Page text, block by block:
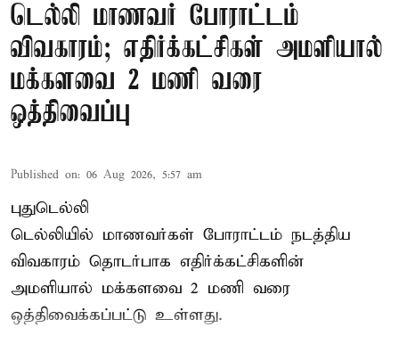
டெல்லி மாணவர் போராட்டம்
விவகாரம்; எதிர்க்கட்சிகள் அமளியால்
மக்களவை 2 மணி வரை
ஒத்திவைப்பு
Published on: 06 Aug 2026, 5:57 am
புதுடெல்லி
டெல்லியில் மாணவர்கள் போராட்டம் நடத்திய
விவகாரம் தொடர்பாக எதிர்க்கட்சிகளின்
அமளியால் மக்களவை 2 மணி வரை
ஒத்திவைக்கப்பட்டு உள்ளது.